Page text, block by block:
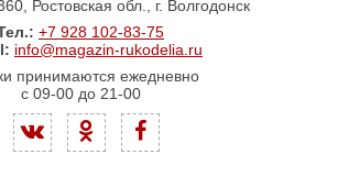
Ростовская обл., г. Волгодонск
+7 928 102-83-75
info@magazin-rukodelia.ru
принимаются ежедневно
с 09-00 до 21-00